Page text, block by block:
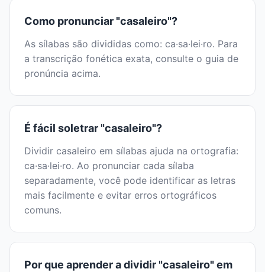
Como pronunciar "casaleiro"?
As sílabas são divididas como: ca·sa·lei·ro. Para
a transcrição fonética exata, consulte o guia de
pronúncia acima.
É fácil soletrar "casaleiro"?
Dividir casaleiro em sílabas ajuda na ortografia:
ca·sa·lei·ro. Ao pronunciar cada sílaba
separadamente, você pode identificar as letras
mais facilmente e evitar erros ortográficos
comuns.
Por que aprender a dividir "casaleiro" em